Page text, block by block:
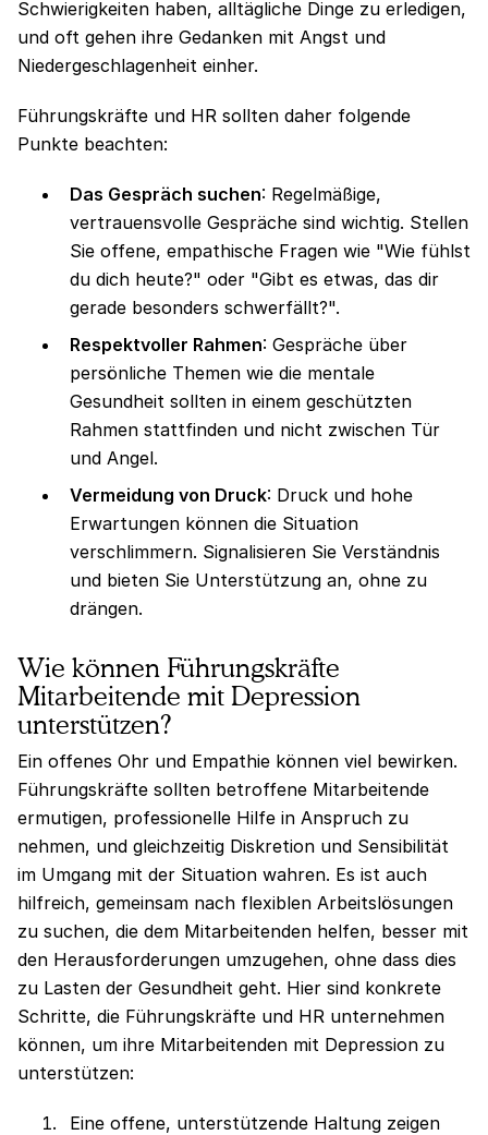
Schwierigkeiten haben, alltägliche Dinge zu erledigen,
und oft gehen ihre Gedanken mit Angst und
Niedergeschlagenheit einher.
Führungskräfte und HR sollten daher folgende
Punkte beachten:
Das Gespräch suchen: Regelmäßige,
vertrauensvolle Gespräche sind wichtig. Stellen
Sie offene, empathische Fragen wie "Wie fühlst
du dich heute?" oder "Gibt es etwas, das dir
gerade besonders schwerfällt?".
Respektvoller Rahmen: Gespräche über
persönliche Themen wie die mentale
Gesundheit sollten in einem geschützten
Rahmen stattfinden und nicht zwischen Tür
und Angel.
Vermeidung von Druck: Druck und hohe
Erwartungen können die Situation
verschlimmern. Signalisieren Sie Verständnis
und bieten Sie Unterstützung an, ohne zu
drängen.
Wie können Führungskräfte
Mitarbeitende mit Depression
unterstützen?
Ein offenes Ohr und Empathie können viel bewirken.
Führungskräfte sollten betroffene Mitarbeitende
ermutigen, professionelle Hilfe in Anspruch zu
nehmen, und gleichzeitig Diskretion und Sensibilität
im Umgang mit der Situation wahren. Es ist auch
hilfreich, gemeinsam nach flexiblen Arbeitslösungen
zu suchen, die dem Mitarbeitenden helfen, besser mit
den Herausforderungen umzugehen, ohne dass dies
zu Lasten der Gesundheit geht. Hier sind konkrete
Schritte, die Führungskräfte und HR unternehmen
können, um ihre Mitarbeitenden mit Depression zu
unterstützen:
Eine offene, unterstützende Haltung zeigen